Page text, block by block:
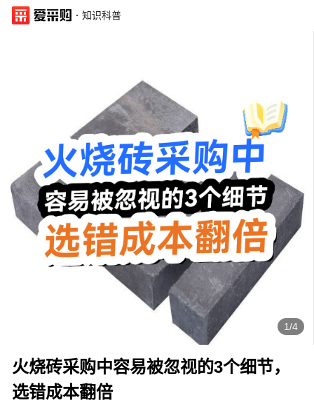
· 知识科普
1/4
火烧砖采购中容易被忽视的3个细节，
选错成本翻倍